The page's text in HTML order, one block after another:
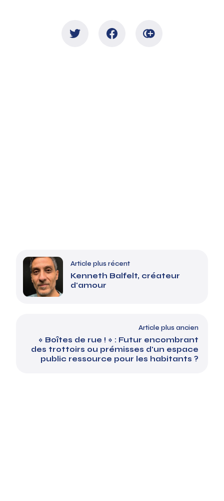
Article plus récent
Kenneth Balfelt, créateur
d'amour
Article plus ancien
« Boîtes de rue ! » : Futur encombrant
des trottoirs ou prémisses d'un espace
public ressource pour les habitants ?